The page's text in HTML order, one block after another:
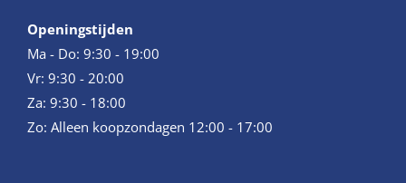
Openingstijden
Ma - Do: 9:30 - 19:00
Vr: 9:30 - 20:00
Za: 9:30 - 18:00
Zo: Alleen koopzondagen 12:00 - 17:00